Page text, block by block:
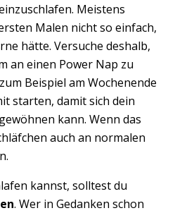
Meistens
Malen nicht so einfach,
hätte. Versuche deshalb,
an einen Power Nap zu
Beispiel am Wochenende
starten, damit sich dein
kann. Wenn das
auch an normalen
kannst, solltest du
. Wer in Gedanken schon